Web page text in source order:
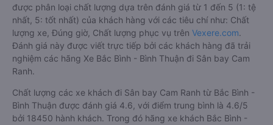
được phân loại chất lượng dựa trên đánh giá từ 1 đến 5 (1: tệ
nhất, 5: tốt nhất) của khách hàng với các tiêu chí như: Chất
lượng xe, Đúng giờ, Chất lượng phục vụ trên Vexere.com.
Đánh giá này được viết trực tiếp bởi các khách hàng đã trải
nghiệm các hãng Xe Bắc Bình - Bình Thuận đi Sân bay Cam
Ranh.
Chất lượng các xe khách đi Sân bay Cam Ranh từ Bắc Bình -
Bình Thuận được đánh giá 4.6, với điểm trung bình là 4.6/5
bởi 18450 hành khách. Trong đó hãng xe khách Bắc Bình -